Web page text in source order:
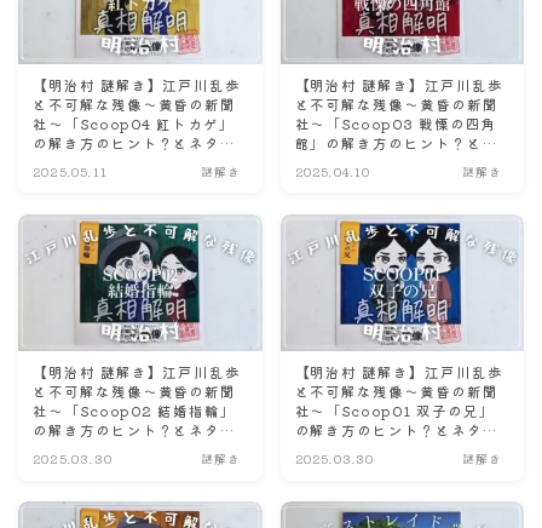
【明治村 謎解き】江戸川乱歩
と不可解な残像～黄昏の新聞
社〜「Scoop04 紅トカゲ」
の解き方のヒント？とネタバ
2025.05.11 謎解き
【明治村 謎解き】江戸川乱歩
と不可解な残像～黄昏の新聞
社〜「Scoop03 戦慄の四角
館」の解き方のヒント？とネ
想。
2025.04.10 謎解き
【明治村 謎解き】江戸川乱歩
と不可解な残像～黄昏の新聞
社〜「Scoop02 結婚指輪」
の解き方のヒント？とネタバ
レにならない程度の感想。
2025.03.30 謎解き
【明治村 謎解き】江戸川乱歩
と不可解な残像～黄昏の新聞
社〜「Scoop01 双子の兄」
の解き方のヒント？とネタバ
レにならない程度の感想。
2025.03.30 謎解き